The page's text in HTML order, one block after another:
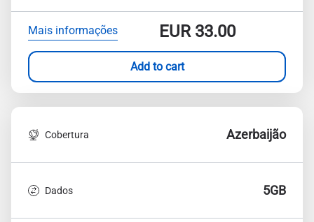
Mais informações EUR33.00
Add to cart
Cobertura Azerbaijão
Dados 5GB